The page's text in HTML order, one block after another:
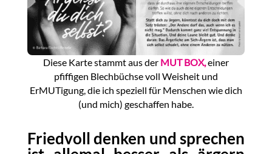
Diese Karte stammt aus der MUT BOX,einer
pfiffigen Blechbüchse voll Weisheit und
ErMUTigung, die ich speziell für Menschen wie dich
(und mich) geschaffen habe.
Friedvoll denken und sprechen